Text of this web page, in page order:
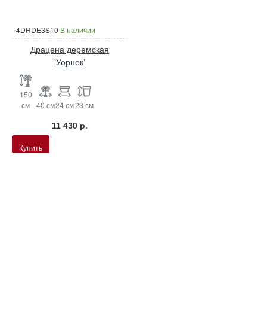
4DRDE3S10 В наличии
Драцена деремская
‘Уорнек’
150
см
40 см24 см23 см
11 430 р.
Купить